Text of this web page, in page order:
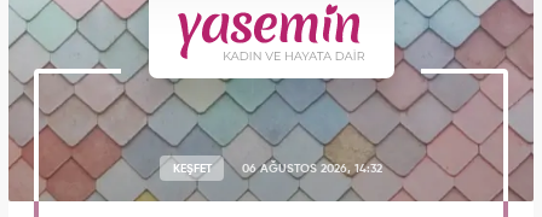
KEŞFET 06 AĞUSTOS 2026, 14:32